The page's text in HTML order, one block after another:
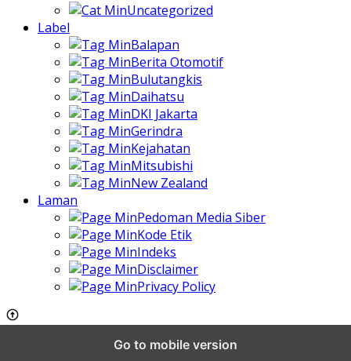
Uncategorized
Label
Balapan
Berita Otomotif
Bulutangkis
Daihatsu
DKI Jakarta
Gerindra
Kejahatan
Mitsubishi
New Zealand
Laman
Pedoman Media Siber
Kode Etik
Indeks
Disclaimer
Privacy Policy
Go to mobile version